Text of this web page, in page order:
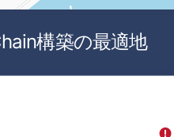
構築の最適地